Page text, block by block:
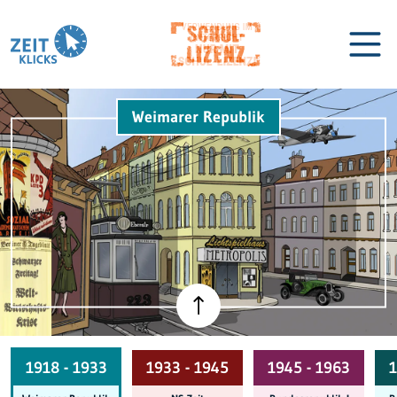
Biographien Lexikon
Weimarer Republik
1918 - 1933 1933 - 1945 1945 - 1963